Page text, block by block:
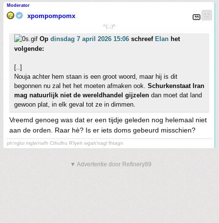
Moderator
xpompompomx
^(;,;)^
Op dinsdag 7 april 2026 15:06 schreef Elan het
volgende:
[..]
Nouja achter hem staan is een groot woord, maar hij is dit
begonnen nu zal het het moeten afmaken ook. Schurkenstaat Iran
mag natuurlijk niet de wereldhandel gijzelen dan moet dat land
gewoon plat, in elk geval tot ze in dimmen.
Vreemd genoeg was dat er een tijdje geleden nog helemaal niet
aan de orden. Raar hè? Is er iets doms gebeurd misschien?
ph'nglui mglw'nafh Cthulhu R'lyeh wgah'nagl fhtagn
▼ Advertentie door Refinery89